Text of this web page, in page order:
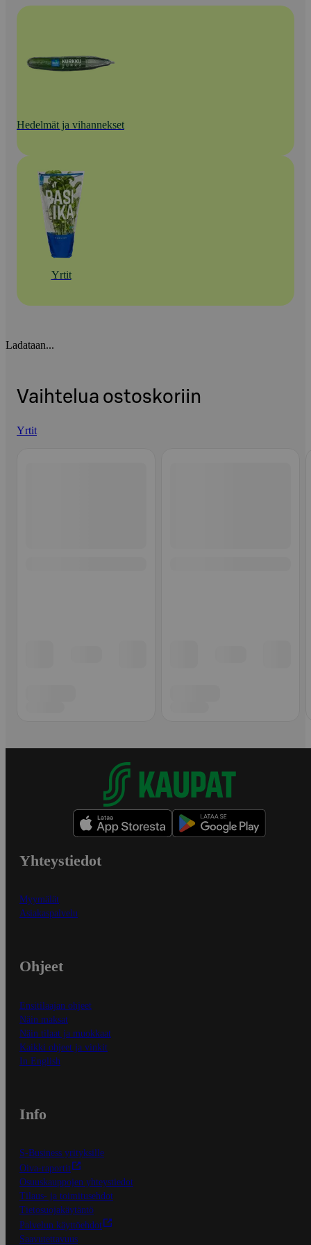
Hedelmät ja vihannekset
Yrtit
Ladataan...
Vaihtelua ostoskoriin
Yrtit
Yhteystiedot
Myymälät
Asiakaspalvelu
Ohjeet
Ensitilaajan ohjeet
Näin maksat
Näin tilaat ja muokkaat
Kaikki ohjeet ja vinkit
In English
Info
S-Business yrityksille
Oiva-raportit
Osuuskauppojen yhteystiedot
Tilaus- ja toimitusehdot
Tietosuojakäytäntö
Palvelun käyttöehdot
Saavutettavuus